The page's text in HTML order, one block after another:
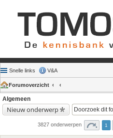
Snelle links V&A
Forumoverzicht
Algemeen
Nieuw onderwerp
3827 onderwerpen 1